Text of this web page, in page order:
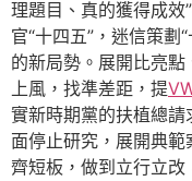
理題目、真的獲得成效
官“十四五”，迷信策劃
的新局勢。展開比亮
上風，找準差距，提
實新時期黨的扶植總請
面停止研究，展開典
齊短板，做到立行立